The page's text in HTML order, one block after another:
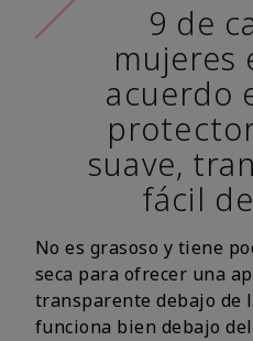
9 de
mujeres
acuerdo
suave,
fácil
No es grasoso y tiene
seca para ofrecer una
transparente debajo de
funciona bien debajo